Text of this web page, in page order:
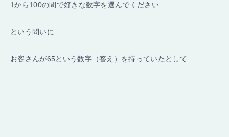
1から100の間で好きな数字を選んでください
という問いに
お客さんが65という数字（答え）を持っていたとして